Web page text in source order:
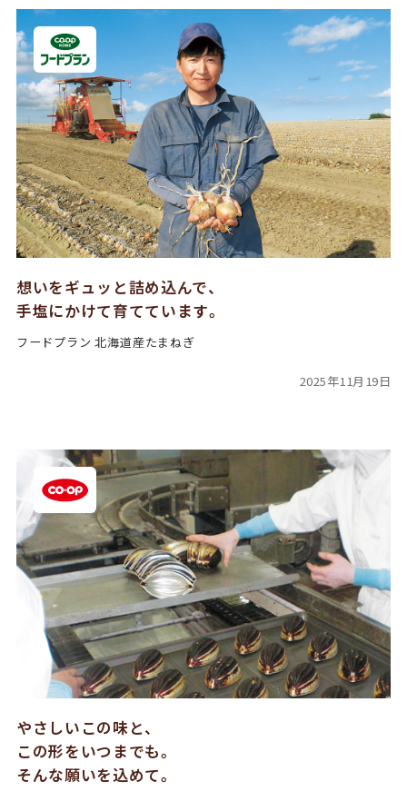
想いをギュッと詰め込んで、
手塩にかけて育てています。
フードプラン 北海道産たまねぎ
2025年11月19日
やさしいこの味と、
この形をいつまでも。
そんな願いを込めて。